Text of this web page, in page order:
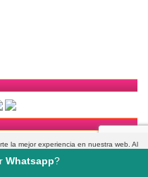
Whatsapp?
la mejor experiencia en nuestra web. Al
Más información